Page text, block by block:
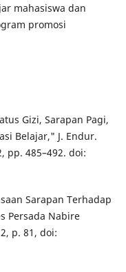
mahasiswa dan
promosi
Gizi, Sarapan Pagi,
Belajar," J. Endur.
pp. 485–492. doi:
Sarapan Terhadap
Persada Nabire
p. 81, doi: